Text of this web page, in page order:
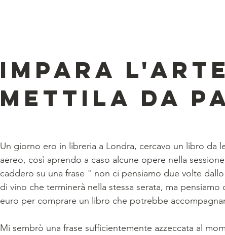
Impara
mettila da
Un giorno ero in libreria a Londra, cercavo un libro da
aereo, così aprendo a caso alcune opere nella
caddero su una frase " non ci pensiamo due volte
di vino che terminerà nella stessa serata, ma
euro per comprare un libro che potrebbe
Mi sembrò una frase sufficientemente azzeccata al